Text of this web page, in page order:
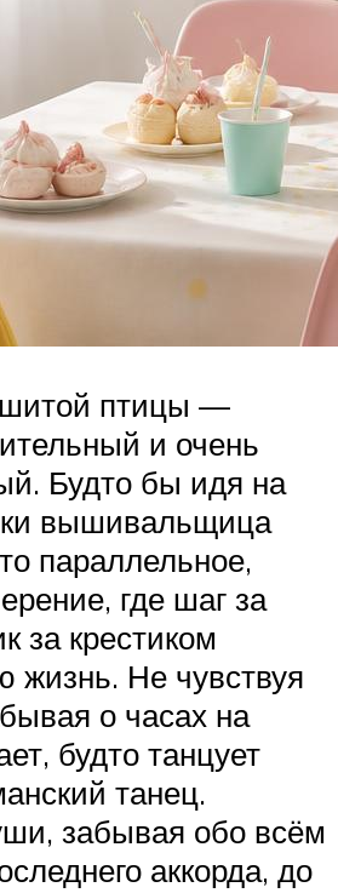
птицы —
и очень
Будто бы идя на
вышивальщица
параллельное,
где шаг за
за крестиком
жизнь. Не чувствуя
о часах на
будто танцует
танец.
забывая обо всём
аккорда, до